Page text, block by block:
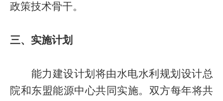
政策技术骨干。
三、实施计划
能力建设计划将由水电水利规划设计总
院和东盟能源中心共同实施。双方每年将共